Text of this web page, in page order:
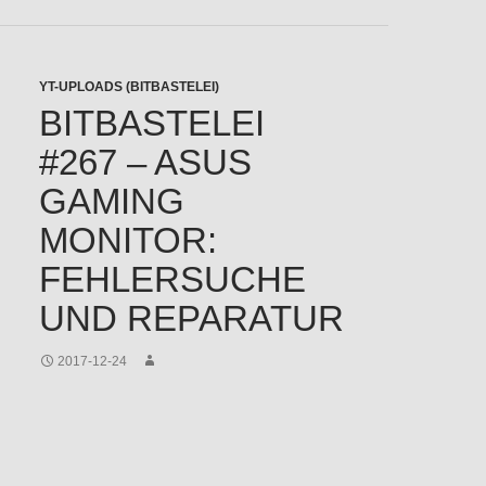
YT-UPLOADS (BITBASTELEI)
BITBASTELEI
#267 – ASUS
GAMING
MONITOR:
FEHLERSUCHE
UND REPARATUR
2017-12-24